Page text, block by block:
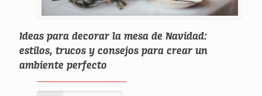
Ideas para decorar la mesa de Navidad:
estilos, trucos y consejos para crear un
ambiente perfecto